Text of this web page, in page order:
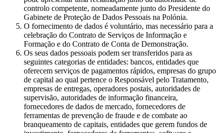
controlo competente, nomeadamente junto do Presidente do
Gabinete de Proteção de Dados Pessoais na Polónia.
O fornecimento de dados é voluntário, mas necessário para a
celebração do Contrato de Serviços de Informação e
Formação e do Contrato de Conta de Demonstração.
Os seus dados pessoais podem ser transferidos para as
seguintes categorias de entidades: bancos, entidades que
oferecem serviços de pagamentos rápidos, empresas do grupo
de capital ao qual pertence o Responsável pelo Tratamento,
empresas de entregas, operadores postais, autoridades de
supervisão, autoridades de informação financeira,
fornecedores de dados de mercado, fornecedores de
ferramentas de prevenção de fraude e de combate ao
branqueamento de capitais, entidades que gerem fundos de